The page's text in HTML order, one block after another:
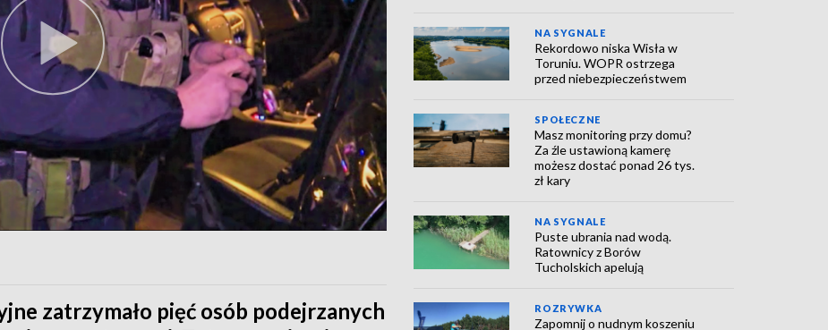
zatrzymało pięć osób podejrzanych
NA SYGNALE
Rekordowo niska Wisła w
Toruniu. WOPR ostrzega
przed niebezpieczeństwem
SPOŁECZNE
Masz monitoring przy domu?
Za źle ustawioną kamerę
możesz dostać ponad 26 tys.
zł kary
NA SYGNALE
Puste ubrania nad wodą.
Ratownicy z Borów
Tucholskich apelują
ROZRYWKA
Zapomnij o nudnym koszeniu